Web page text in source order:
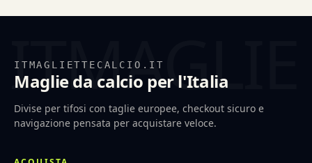
ITMAGLIETTECALCIO.IT
Maglie da calcio per l'Italia
Divise per tifosi con taglie europee, checkout sicuro e
navigazione pensata per acquistare veloce.